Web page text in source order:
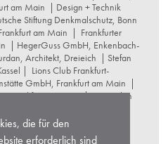
die für den
erforderlich sind
am Main | Design + Technik
Stiftung Denkmalschutz, Bonn
am Main | Frankfurter
| HegerGuss GmbH, Enkenbach-
Architekt, Dreieich | Stefan
| Lions Club Frankfurt-
GmbH, Frankfurt am Main |
Frankfurt am Main|Reproplan
am Main|
Frankfurt am Main
|
Stuttgarter